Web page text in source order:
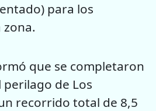
para los
que se completaron
de Los
recorrido total de 8,5